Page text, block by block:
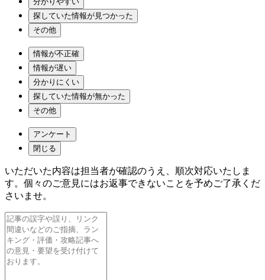
探していた情報が見つかった
その他
情報が不正確
情報が遅い
分かりにくい
探していた情報が無かった
その他
アンケート
閉じる
いただいた内容は担当者が確認のうえ、順次対応いたしま
す。個々のご意見にはお返事できないことを予めご了承くだ
さいませ。